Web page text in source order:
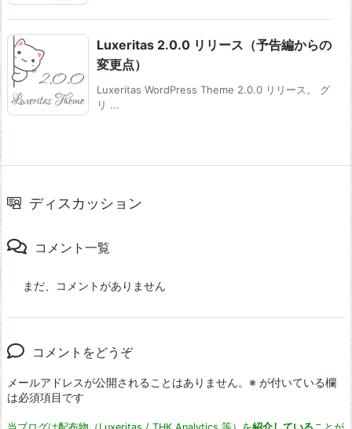
Luxeritas 2.0.0 リリース（予告編からの
変更点）
Luxeritas WordPress Theme 2.0.0 リリース。 グ
リ ...
ディスカッション
コメント一覧
まだ、コメントがありません
コメントをどうぞ
メールアドレスが公開されることはありません。 ※ が付いている欄
は必須項目です